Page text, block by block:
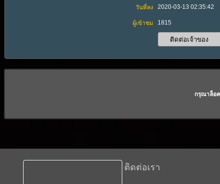
วันที่ลง 2020-03-13 02:35:42
ผู้เข้าชม 1815
กรุณาล็อ
ติดต่อเรา